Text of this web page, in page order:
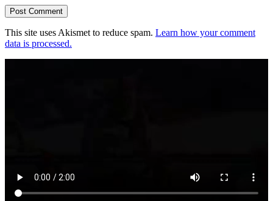
This site uses Akismet to reduce spam. Learn how your comment
data is processed.